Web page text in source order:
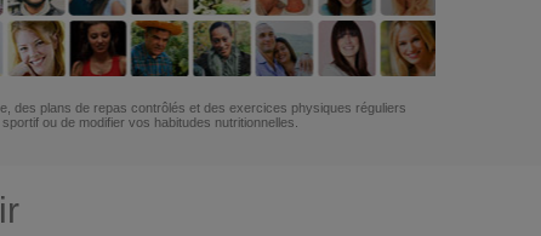
des plans de repas contrôlés et des exercices physiques réguliers
ou de modifier vos habitudes nutritionnelles.